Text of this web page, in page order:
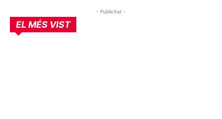
- Publicitat -
EL MÉS VIST